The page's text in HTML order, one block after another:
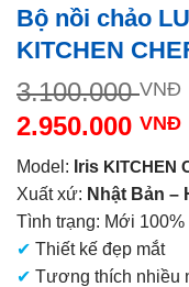
Bộ nồi chảo
KITCHEN
3.100.000VNĐ
2.950.000 VNĐ
hiện
tại
là:
2.950.000 VNĐ.
Model: Iris KITCHEN
Xuất xứ: Nhật Bản –
Tình trạng: Mới 100%
✔ Thiết kế đẹp mắt
✔ Tương thích nhiều